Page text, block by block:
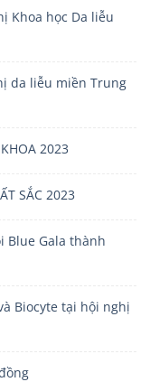
Khoa học Da liễu
da liễu miền Trung
2023
SẮC 2023
Blue Gala thành
Biocyte tại hội nghị